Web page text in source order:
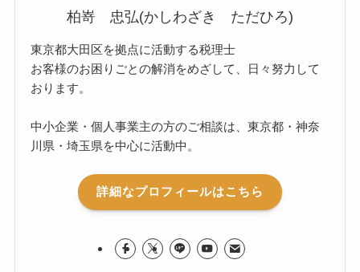
柏嵜 忠弘(かしわざき ただひろ)
東京都大田区を拠点に活動する税理士
お客様のお困りごとの解消をめざして、日々努力して
おります。
中小企業・個人事業主の方のご相談は、東京都・神奈
川県・埼玉県を中心に活動中。
詳細なプロフィールはこちら